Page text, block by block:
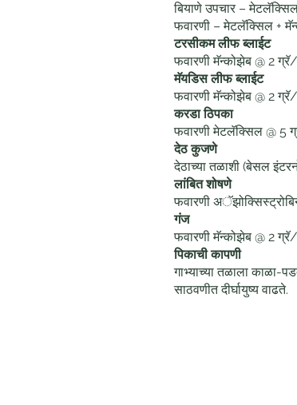
बियाणे उपचार –
फवारणी – मेटलॅक्सिल +
टरसीकम लीफ ब्लाईट
फवारणी मॅन्कोझेब @ 2
मॅयडिस लीफ ब्लाईट
फवारणी मॅन्कोझेब @ 2
करडा ठिपका
फवारणी मेटलॅक्सिल @ 5
देठ कुजणे
देठाच्या तळाशी (बेसल
लांबित शोषणे
फवारणी
गंज
फवारणी मॅन्कोझेब @ 2
पिकाची कापणी
गाभ्याच्या तळाला काळा-
साठवणीत दीर्घायुष्य वाढते.